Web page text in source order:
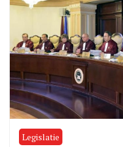
Legislatie